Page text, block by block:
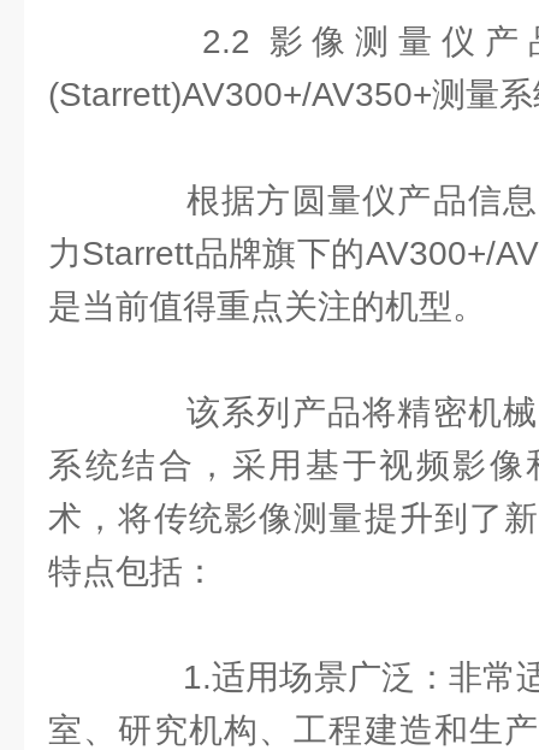
2.2 影像测量仪产
(Starrett)AV300+/AV350+测量
根据方圆量仪产品信息
力Starrett品牌旗下的AV300+/
是当前值得重点关注的机型。
该系列产品将精密机械
系统结合，采用基于视频影
术，将传统影像测量提升到了
特点包括：
1.适用场景广泛：非常
室、研究机构、工程建造和生